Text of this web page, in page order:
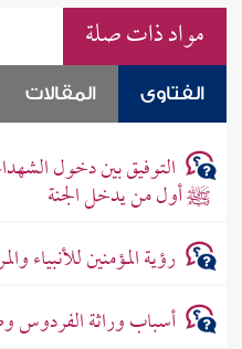
مواد ذات صلة
الفتاوى المقالات
التوفيق بين دخول
ﷺ أول من يدخل الجنة
رؤية المؤمنين للأنبياء
أسباب وراثة الفردوس